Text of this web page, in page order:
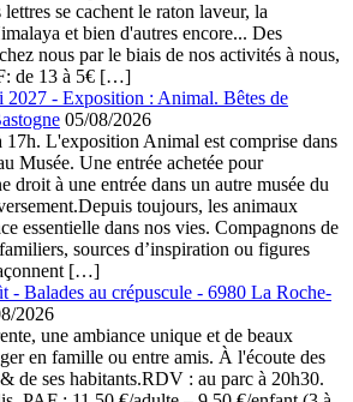
se cachent le raton laveur, la
et bien d'autres encore... Des
nous par le biais de nos activités à nous,
de 13 à 5€ […]
- Exposition : Animal. Bêtes de
05/08/2026
17h. L'exposition Animal est comprise dans
Musée. Une entrée achetée pour
droit à une entrée dans un autre musée du
toujours, les animaux
essentielle dans nos vies. Compagnons de
sources d’inspiration ou figures
[…]
- Balades au crépuscule - 6980 La Roche-
2026
une ambiance unique et de beaux
en famille ou entre amis. À l'écoute des
de ses habitants.RDV : au parc à 20h30.